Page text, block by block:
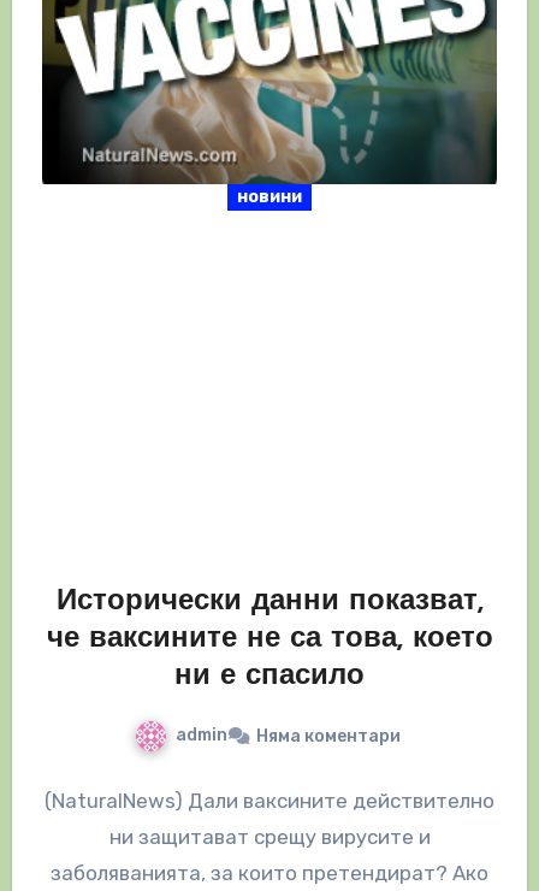
новини
Исторически данни показват,
че ваксините не са това, което
ни е спасило
admin Няма коментари
(NaturalNews) Дали ваксините действително
ни защитават срещу вирусите и
заболяванията, за които претендират? Ако